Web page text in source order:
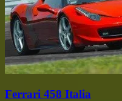
Ferrari 458 Italia